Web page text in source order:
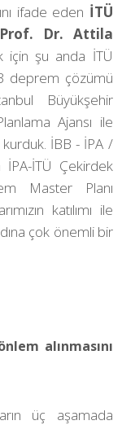
ifade eden İTÜ
Dr. Attila
için şu anda İTÜ
deprem çözümü
Büyükşehir
Ajansı ile
İBB - İPA /
İTÜ Çekirdek
Master Planı
katılımı ile
çok önemli bir
alınmasını
üç aşamada